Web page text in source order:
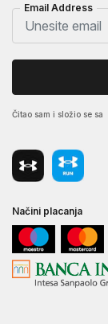
Email Address
Čitao sam i složio se sa
Načini placanja